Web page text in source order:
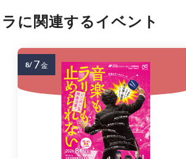
に関連するイベント
8/ 7金